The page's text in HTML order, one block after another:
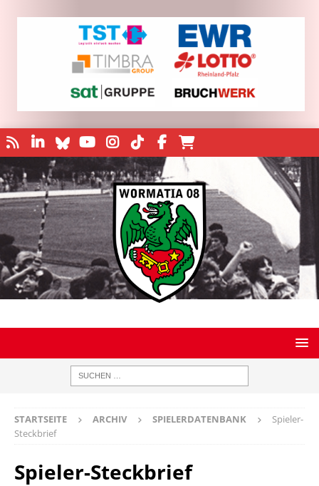
STARTSEITE ARCHIV SPIELERDATENBANK
Spieler-
Steckbrief
Spieler-Steckbrief